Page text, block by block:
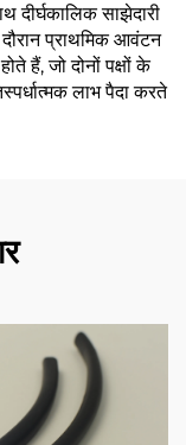
दीर्घकालिक साझेदारी
प्राथमिक आवंटन
हैं, जो दोनों पक्षों के
लाभ पैदा करते